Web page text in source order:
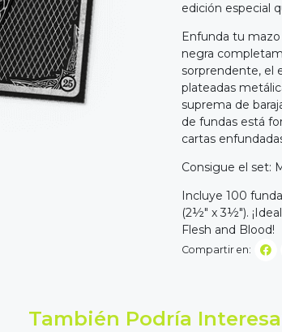
edición especial
Enfunda tu
negra
sorprendente, el
plateadas
suprema de
de fundas está
cartas
Consigue el set:
Incluye 100
(2½" x 3½").
Flesh and Blood!
Compartir en:
También Podría